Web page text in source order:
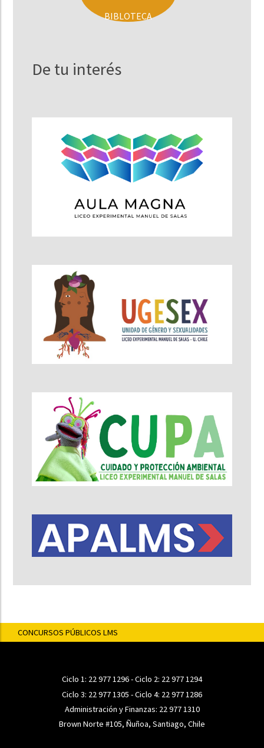
BIBLOTECA
De tu interés
CONCURSOS PÚBLICOS LMS
Ciclo 1: 22 977 1296- Ciclo 2: 22 977 1294
Ciclo 3: 22 977 1305 - Ciclo 4: 22 977 1286
Administración y Finanzas: 22 977 1310
Brown Norte #105, Ñuñoa, Santiago, Chile